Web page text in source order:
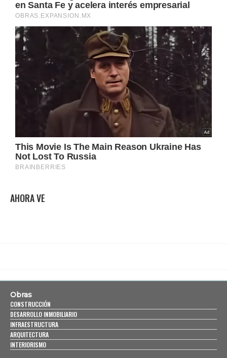
AHORA VE
Obras
CONSTRUCCIÓN
DESARROLLO INMOBILIARIO
INFRAESTRUCTURA
ARQUITECTURA
INTERIORISMO